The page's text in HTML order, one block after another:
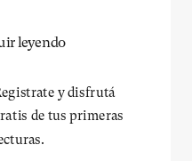
leyendo
y disfrutá
de tus primeras